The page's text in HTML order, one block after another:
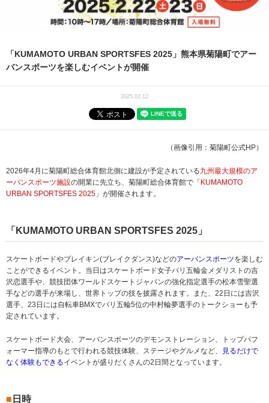
「KUMAMOTO URBAN SPORTSFES 2025」熊本県菊陽町でアー
バンスポーツを楽しむイベントが開催
2025.02.12
（画像引用：菊陽町公式HP）
2026年4月に菊陽町総合体育館北側に建設が予定されている九州最大規模のア
ーバンスポーツ施設の開業に先立ち、菊陽町総合体育館で「 KUMAMOTO
URBAN SPORTSFES 2025 」が開催されます。
「KUMAMOTO URBAN SPORTSFES 2025」
スケートボードやブレイキン(ブレイクダンス)などのアーバンスポーツを楽しむ
ことができるイベント。当日はスケートボード女子パリ五輪金メダリストの吉
沢恋選手や、競技団体ワールドスケートジャパンの強化指定選手の松本雪聖選
手などの選手が来場し、世界トップの技を披露されます。また、22日には吉沢
選手、23日には自転車BMXでパリ五輪5位の中村輪夢選手のトークショーも予
定されています。
スケートボード大会、アーバンスポーツのデモンストレーション、トップパフ
ォーマー指導のもとで行われる競技体験、ステージやグルメなど、
見るだけで
なく体験もできるイベントが盛りだくさんの2日間となっています。
■ 日時